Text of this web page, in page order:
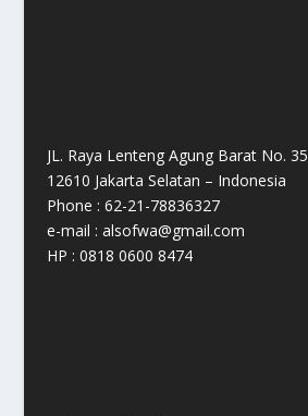
JL. Raya Lenteng Agung Barat No. 35
12610 Jakarta Selatan – Indonesia
Phone : 62-21-78836327
e-mail : alsofwa@gmail.com
HP : 0818 0600 8474